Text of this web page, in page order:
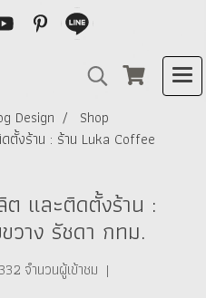
Design
Shop
ตั้งร้าน : ร้าน Luka Coffee
และติดตั้งร้าน :
วาง รัชดา กทม.
จำนวนผู้เข้าชม |